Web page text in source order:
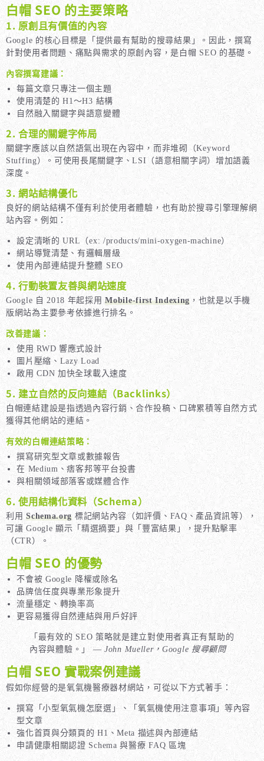
白帽 SEO 的主要策略
1. 原創且有價值的內容
Google 的核心目標是「提供最有幫助的搜尋結果」。因此，撰寫
針對使用者問題、痛點與需求的原創內容，是白帽 SEO 的基礎。
內容撰寫建議：
每篇文章只專注一個主題
使用清楚的 H1～H3 結構
自然融入關鍵字與語意變體
2. 合理的關鍵字佈局
關鍵字應該以自然語氣出現在內容中，而非堆砌（Keyword
Stuffing）。可使用長尾關鍵字、LSI（語意相關字詞）增加語義
深度。
3. 網站結構優化
良好的網站結構不僅有利於使用者體驗，也有助於搜尋引擎理解網
站內容。例如：
設定清晰的 URL（ex: /products/mini-oxygen-machine）
網站導覽清楚、有邏輯層級
使用內部連結提升整體 SEO
4. 行動裝置友善與網站速度
Google 自 2018 年起採用Mobile-first Indexing ，也就是以手機
版網站為主要參考依據進行排名。
改善建議：
使用 RWD 響應式設計
圖片壓縮、Lazy Load
啟用 CDN 加快全球載入速度
5. 建立自然的反向連結（Backlinks）
白帽連結建設是指透過內容行銷、合作投稿、口碑累積等自然方式
獲得其他網站的連結。
有效的白帽連結策略：
撰寫研究型文章或數據報告
在 Medium、痞客邦等平台投書
與相關領域部落客或媒體合作
6. 使用結構化資料（Schema）
利用Schema.org 標記網站內容（如評價、FAQ、產品資訊等），
可讓 Google 顯示「精選摘要」與「豐富結果」，提升點擊率
（CTR）。
白帽 SEO 的優勢
不會被 Google 降權或除名
品牌信任度與專業形象提升
流量穩定、轉換率高
更容易獲得自然連結與用戶好評
「最有效的 SEO 策略就是建立對使用者真正有幫助的
內容與體驗。」 — John Mueller，Google 搜尋顧問
白帽 SEO 實戰案例建議
假如你經營的是氧氣機醫療器材網站，可從以下方式著手：
撰寫「小型氧氣機怎麼選」、「氧氣機使用注意事項」等內容
型文章
強化首頁與分類頁的 H1、Meta 描述與內部連結
申請健康相關認證 Schema 與醫療 FAQ 區塊